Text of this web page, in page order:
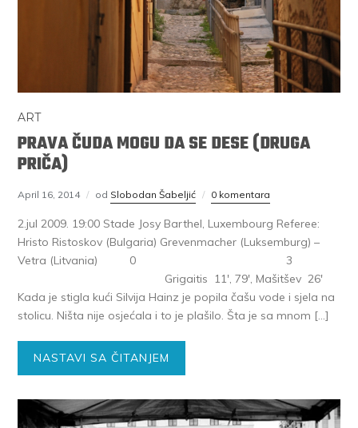
ART
PRAVA ČUDA MOGU DA SE DESE (DRUGA
PRIČA)
April 16, 2014 od Slobodan Šabeljić 0 komentara
2.jul 2009. 19:00 Stade Josy Barthel, Luxembourg Referee:
Hristo Ristoskov (Bulgaria) Grevenmacher (Luksemburg) –
Vetra (Litvania) 0 3
Grigaitis 11′, 79′, Mašitšev 26′
Kada je stigla kući Silvija Hainz je popila čašu vode i sjela na
stolicu. Ništa nije osjećala i to je plašilo. Šta je sa mnom […]
NASTAVI SA ČITANJEM